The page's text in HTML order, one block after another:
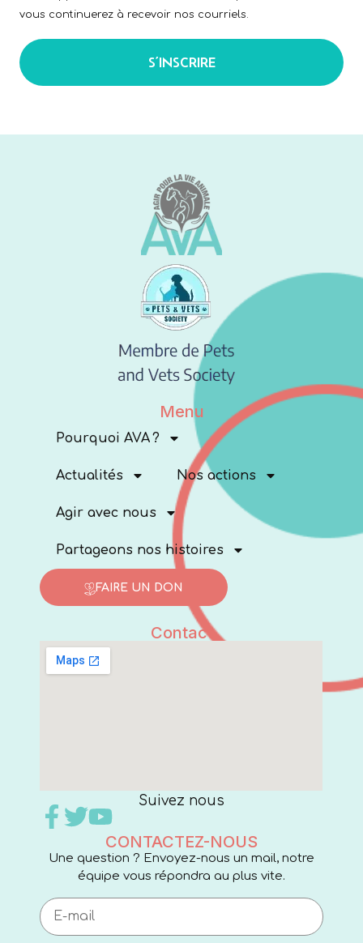
vous continuerez à recevoir nos courriels.
S’INSCRIRE
Menu
Pourquoi AVA ?
Actualités Nos actions
Agir avec nous
Partageons nos histoires
FAIRE UN DON
Contact
Suivez nous
CONTACTEZ-NOUS
Une question ? Envoyez-nous un mail, notre
équipe vous répondra au plus vite.